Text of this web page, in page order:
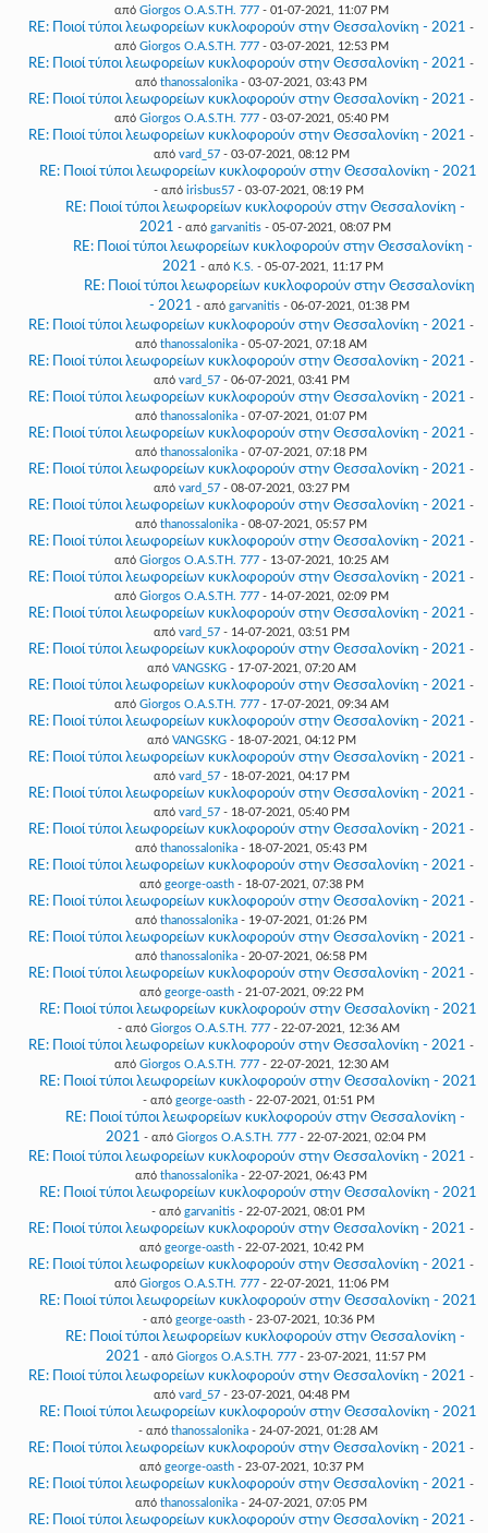
από Giorgos O.A.S.TH. 777- 01-07-2021, 11:07 PM
RE: Ποιοί τύποι λεωφορείων κυκλοφορούν στην Θεσσαλονίκη - 2021 -
από Giorgos O.A.S.TH. 777- 03-07-2021, 12:53 PM
RE: Ποιοί τύποι λεωφορείων κυκλοφορούν στην Θεσσαλονίκη - 2021 -
από thanossalonika - 03-07-2021, 03:43 PM
RE: Ποιοί τύποι λεωφορείων κυκλοφορούν στην Θεσσαλονίκη - 2021 -
από Giorgos O.A.S.TH. 777- 03-07-2021, 05:40 PM
RE: Ποιοί τύποι λεωφορείων κυκλοφορούν στην Θεσσαλονίκη - 2021 -
από vard_57- 03-07-2021, 08:12 PM
RE: Ποιοί τύποι λεωφορείων κυκλοφορούν στην Θεσσαλονίκη - 2021
- από irisbus57- 03-07-2021, 08:19 PM
RE: Ποιοί τύποι λεωφορείων κυκλοφορούν στην Θεσσαλονίκη -
2021 - από garvanitis - 05-07-2021, 08:07 PM
RE: Ποιοί τύποι λεωφορείων κυκλοφορούν στην Θεσσαλονίκη -
2021 - από K.S. - 05-07-2021, 11:17 PM
RE: Ποιοί τύποι λεωφορείων κυκλοφορούν στην Θεσσαλονίκη
- 2021 - από garvanitis - 06-07-2021, 01:38 PM
RE: Ποιοί τύποι λεωφορείων κυκλοφορούν στην Θεσσαλονίκη - 2021 -
από thanossalonika - 05-07-2021, 07:18 AM
RE: Ποιοί τύποι λεωφορείων κυκλοφορούν στην Θεσσαλονίκη - 2021 -
από vard_57- 06-07-2021, 03:41 PM
RE: Ποιοί τύποι λεωφορείων κυκλοφορούν στην Θεσσαλονίκη - 2021 -
από thanossalonika - 07-07-2021, 01:07 PM
RE: Ποιοί τύποι λεωφορείων κυκλοφορούν στην Θεσσαλονίκη - 2021 -
από thanossalonika - 07-07-2021, 07:18 PM
RE: Ποιοί τύποι λεωφορείων κυκλοφορούν στην Θεσσαλονίκη - 2021 -
από vard_57- 08-07-2021, 03:27 PM
RE: Ποιοί τύποι λεωφορείων κυκλοφορούν στην Θεσσαλονίκη - 2021 -
από thanossalonika - 08-07-2021, 05:57 PM
RE: Ποιοί τύποι λεωφορείων κυκλοφορούν στην Θεσσαλονίκη - 2021 -
από Giorgos O.A.S.TH. 777- 13-07-2021, 10:25 AM
RE: Ποιοί τύποι λεωφορείων κυκλοφορούν στην Θεσσαλονίκη - 2021 -
από Giorgos O.A.S.TH. 777- 14-07-2021, 02:09 PM
RE: Ποιοί τύποι λεωφορείων κυκλοφορούν στην Θεσσαλονίκη - 2021 -
από vard_57- 14-07-2021, 03:51 PM
RE: Ποιοί τύποι λεωφορείων κυκλοφορούν στην Θεσσαλονίκη - 2021 -
από VANGSKG- 17-07-2021, 07:20 AM
RE: Ποιοί τύποι λεωφορείων κυκλοφορούν στην Θεσσαλονίκη - 2021 -
από Giorgos O.A.S.TH. 777- 17-07-2021, 09:34 AM
RE: Ποιοί τύποι λεωφορείων κυκλοφορούν στην Θεσσαλονίκη - 2021 -
από VANGSKG- 18-07-2021, 04:12 PM
RE: Ποιοί τύποι λεωφορείων κυκλοφορούν στην Θεσσαλονίκη - 2021 -
από vard_57- 18-07-2021, 04:17 PM
RE: Ποιοί τύποι λεωφορείων κυκλοφορούν στην Θεσσαλονίκη - 2021 -
από vard_57- 18-07-2021, 05:40 PM
RE: Ποιοί τύποι λεωφορείων κυκλοφορούν στην Θεσσαλονίκη - 2021 -
από thanossalonika - 18-07-2021, 05:43 PM
RE: Ποιοί τύποι λεωφορείων κυκλοφορούν στην Θεσσαλονίκη - 2021 -
από george-oasth- 18-07-2021, 07:38 PM
RE: Ποιοί τύποι λεωφορείων κυκλοφορούν στην Θεσσαλονίκη - 2021 -
από thanossalonika - 19-07-2021, 01:26 PM
RE: Ποιοί τύποι λεωφορείων κυκλοφορούν στην Θεσσαλονίκη - 2021 -
από thanossalonika - 20-07-2021, 06:58 PM
RE: Ποιοί τύποι λεωφορείων κυκλοφορούν στην Θεσσαλονίκη - 2021 -
από george-oasth- 21-07-2021, 09:22 PM
RE: Ποιοί τύποι λεωφορείων κυκλοφορούν στην Θεσσαλονίκη - 2021
- από Giorgos O.A.S.TH. 777- 22-07-2021, 12:36 AM
RE: Ποιοί τύποι λεωφορείων κυκλοφορούν στην Θεσσαλονίκη - 2021 -
από Giorgos O.A.S.TH. 777- 22-07-2021, 12:30 AM
RE: Ποιοί τύποι λεωφορείων κυκλοφορούν στην Θεσσαλονίκη - 2021
- από george-oasth- 22-07-2021, 01:51 PM
RE: Ποιοί τύποι λεωφορείων κυκλοφορούν στην Θεσσαλονίκη -
2021 - από Giorgos O.A.S.TH. 777- 22-07-2021, 02:04 PM
RE: Ποιοί τύποι λεωφορείων κυκλοφορούν στην Θεσσαλονίκη - 2021 -
από thanossalonika - 22-07-2021, 06:43 PM
RE: Ποιοί τύποι λεωφορείων κυκλοφορούν στην Θεσσαλονίκη - 2021
- από garvanitis - 22-07-2021, 08:01 PM
RE: Ποιοί τύποι λεωφορείων κυκλοφορούν στην Θεσσαλονίκη - 2021 -
από george-oasth- 22-07-2021, 10:42 PM
RE: Ποιοί τύποι λεωφορείων κυκλοφορούν στην Θεσσαλονίκη - 2021 -
από Giorgos O.A.S.TH. 777- 22-07-2021, 11:06 PM
RE: Ποιοί τύποι λεωφορείων κυκλοφορούν στην Θεσσαλονίκη - 2021
- από george-oasth- 23-07-2021, 10:36 PM
RE: Ποιοί τύποι λεωφορείων κυκλοφορούν στην Θεσσαλονίκη -
2021 - από Giorgos O.A.S.TH. 777- 23-07-2021, 11:57 PM
RE: Ποιοί τύποι λεωφορείων κυκλοφορούν στην Θεσσαλονίκη - 2021 -
από vard_57- 23-07-2021, 04:48 PM
RE: Ποιοί τύποι λεωφορείων κυκλοφορούν στην Θεσσαλονίκη - 2021
- από thanossalonika - 24-07-2021, 01:28 AM
RE: Ποιοί τύποι λεωφορείων κυκλοφορούν στην Θεσσαλονίκη - 2021 -
από george-oasth- 23-07-2021, 10:37 PM
RE: Ποιοί τύποι λεωφορείων κυκλοφορούν στην Θεσσαλονίκη - 2021 -
από thanossalonika - 24-07-2021, 07:05 PM
RE: Ποιοί τύποι λεωφορείων κυκλοφορούν στην Θεσσαλονίκη - 2021 -